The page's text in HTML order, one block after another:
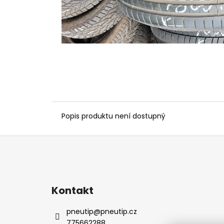
Popis produktu není dostupný
Z
Kontakt
pneutip@pneutip.cz